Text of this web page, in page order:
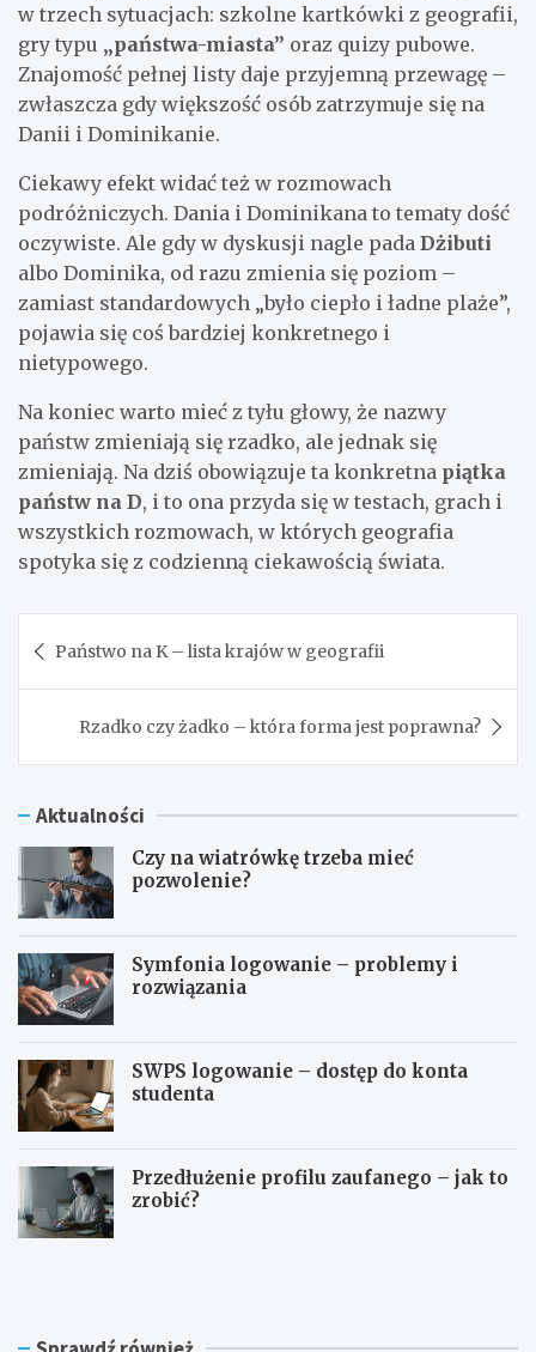
w trzech sytuacjach: szkolne kartkówki z geografii,
gry typu „państwa-miasta” oraz quizy pubowe.
Znajomość pełnej listy daje przyjemną przewagę –
zwłaszcza gdy większość osób zatrzymuje się na
Danii i Dominikanie.
Ciekawy efekt widać też w rozmowach
podróżniczych. Dania i Dominikana to tematy dość
oczywiste. Ale gdy w dyskusji nagle pada Dżibuti
albo Dominika, od razu zmienia się poziom –
zamiast standardowych „było ciepło i ładne plaże”,
pojawia się coś bardziej konkretnego i
nietypowego.
Na koniec warto mieć z tyłu głowy, że nazwy
państw zmieniają się rzadko, ale jednak się
zmieniają. Na dziś obowiązuje ta konkretna piątka
państw na D, i to ona przyda się w testach, grach i
wszystkich rozmowach, w których geografia
spotyka się z codzienną ciekawością świata.
wpisu
Państwo na K – lista krajów w geografii
Rzadko czy żadko – która forma jest poprawna?
Aktualności
Czy na wiatrówkę trzeba mieć
pozwolenie?
Symfonia logowanie – problemy i
rozwiązania
SWPS logowanie – dostęp do konta
studenta
Przedłużenie profilu zaufanego – jak to
zrobić?
C
S